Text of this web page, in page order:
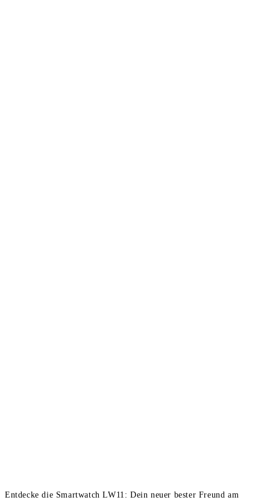
Entdecke die Smartwatch LW11: Dein neuer bester Freund am